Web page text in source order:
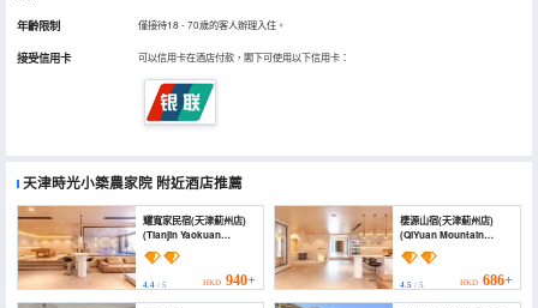
年齡限制 僅接待18 - 70歲的客人辦理入住。
接受信用卡 可以信用卡在酒店付款，閣下可使用以下信用卡：
天津時光小築農家院 附近酒店推薦
耀寬家民宿(天津薊州店)
(Tianjin Yaokuan
Homestay)
4.4 / 5 HKD 940+
棲源山宿(天津薊州店)
(QiYuan Mountain
Suites)
4.5/ 5 HKD 686+